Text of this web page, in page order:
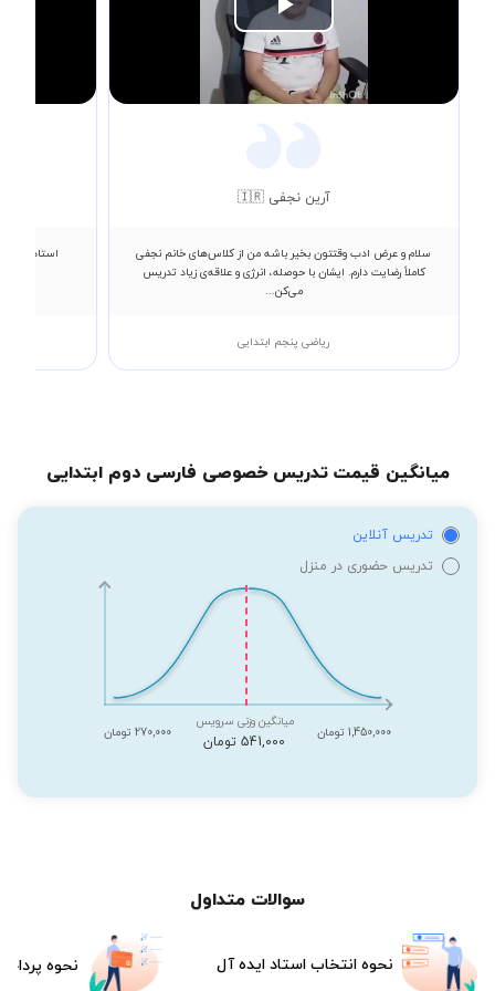
Play
Video
آرین نجفی 🇮🇷
سلام و عرض ادب وقتتون بخیر باشه من از کلاس‌های خانم نجفی
کاملاً رضایت دارم. ایشان با حوصله، انرژی و علاقه‌ی زیاد تدریس
می‌کن...
ریاضی پنجم ابتدایی
استاد
میانگین قیمت تدریس خصوصی فارسی دوم ابتدایی
تدریس آنلاین
تدریس حضوری در منزل
1,450,000 تومان
میانگین وزنی سرویس
541,000 تومان
270,000 تومان
سوالات متداول
نحوه انتخاب استاد ایده آل نحوه